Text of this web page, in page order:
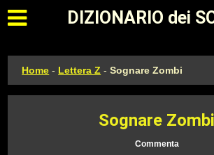
Apri il menu
DIZIONARIO dei
Home - Lettera Z -Sognare Zombi
Sognare Zombi
Commenta